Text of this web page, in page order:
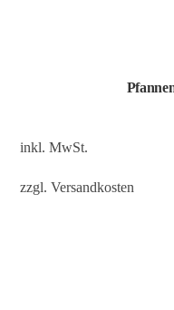
inkl. MwSt.
zzgl.Versandkosten